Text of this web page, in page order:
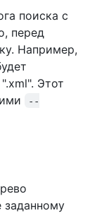
поиска с
перед
Например,
Этот
--
заданному